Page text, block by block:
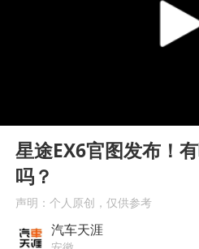
上海地
白海豚
Play
星途EX6官图发布！
吗？
声明：个人原创，仅供参考
汽车天涯